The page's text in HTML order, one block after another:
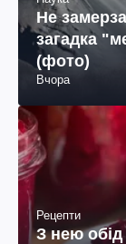
Не
загадка
(фото)
Вчора
Рецепти
З нею